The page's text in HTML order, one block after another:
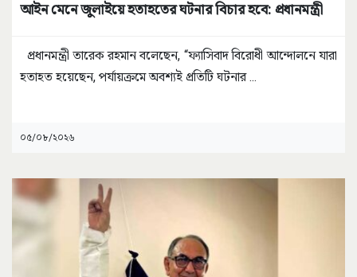
আইন মেনে জুলাইয়ে হতাহতের ঘটনার বিচার হবে: প্রধানমন্ত্রী
প্রধানমন্ত্রী তারেক রহমান বলেছেন, “ফ্যাসিবাদ বিরোধী আন্দোলনে যারা
হতাহত হয়েছেন, পর্যায়ক্রমে অবশ্যই প্রতিটি ঘটনার...
০৫/০৮/২০২৬